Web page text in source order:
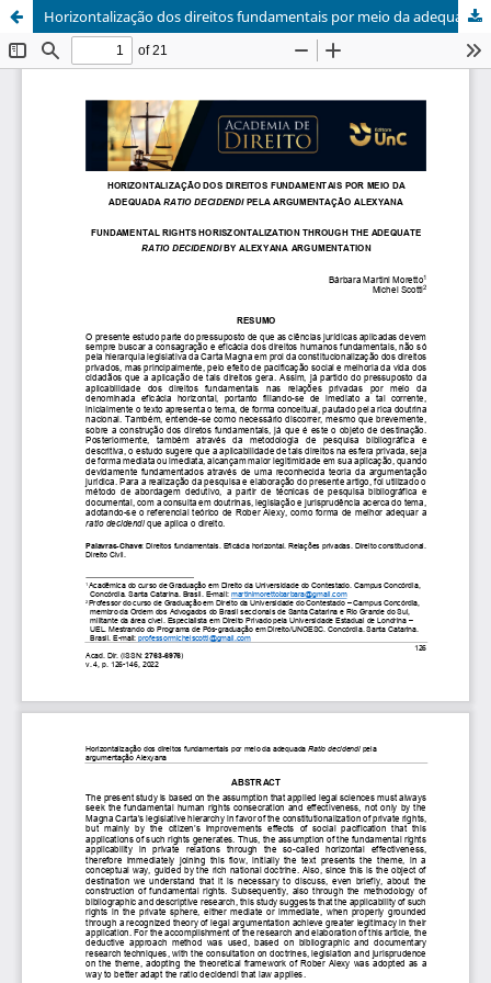
Horizontalização dos direitos fundamentais por meio da adequada Ratio decidendi pela argumentação Alexyana